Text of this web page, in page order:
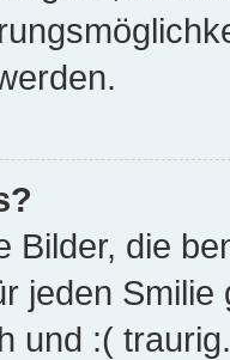
Bilder, die
jeden
und :(